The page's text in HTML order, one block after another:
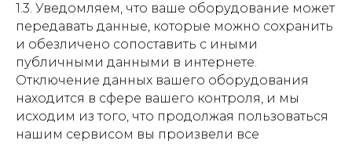
1.3. Уведомляем, что ваше оборудование может
передавать данные, которые можно сохранить
и обезличено сопоставить с иными
публичными данными в интернете.
Отключение данных вашего оборудования
находится в сфере вашего контроля, и мы
исходим из того, что продолжая пользоваться
нашим сервисом вы произвели все